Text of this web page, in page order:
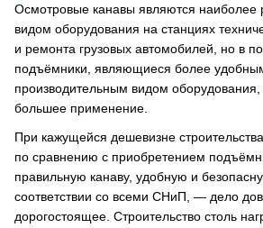
Осмотровые канавы являются наиболее
видом оборудования на станциях
и ремонта грузовых автомобилей, но в
подъёмники, являющиеся более
производительным видом
большее применение.
При кажущейся дешевизне
по сравнению с приобретением
правильную канаву, удобную и
соответствии со всеми СНиП, — дело
дорогостоящее. Строительство столь